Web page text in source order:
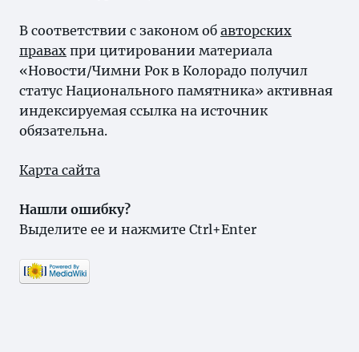
В соответствии с законом об авторских
правах при цитировании материала
«Новости/Чимни Рок в Колорадо получил
статус Национального памятника» активная
индексируемая ссылка на источник
обязательна.
Карта сайта
Нашли ошибку?
Выделите ее и нажмите Ctrl+Enter